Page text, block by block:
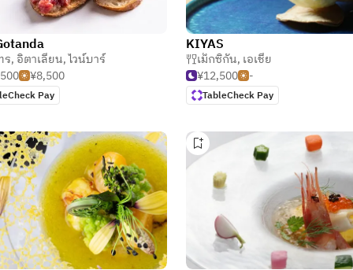
ร, อิตาเลียน,ไวน์บาร์
¥8,500
Pay
KIYAS
เม็กซิกัน, เอเชีย
¥12,500
-
TableCheck Pay